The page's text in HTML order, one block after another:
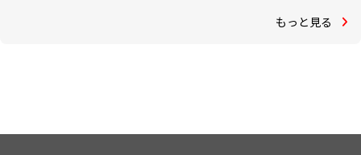
もっと見る